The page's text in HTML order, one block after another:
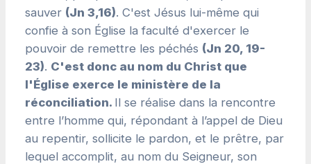
sauver (Jn 3,16). C'est Jésus lui-même qui
confie à son Église la faculté d'exercer le
pouvoir de remettre les péchés (Jn 20, 19-
23). C'est donc au nom du Christ que
l'Église exerce le ministère de la
réconciliation. Il se réalise dans la rencontre
entre l’homme qui, répondant à l’appel de Dieu
au repentir, sollicite le pardon, et le prêtre, par
lequel accomplit, au nom du Seigneur, son